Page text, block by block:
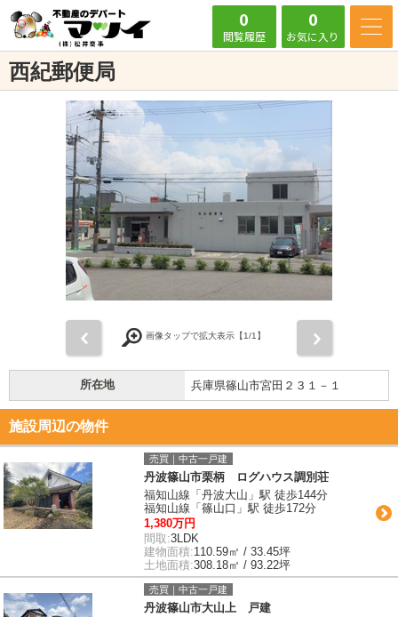
0
閲覧履歴
0
お気に入り
西紀郵便局
画像タップで拡大表示【1/1】
所在地 兵庫県篠山市宮田２３１－１
施設周辺の物件
売買｜中古一戸建
丹波篠山市栗柄 ログハウス調別荘
福知山線「丹波大山」駅 徒歩144分
福知山線「篠山口」駅 徒歩172分
1,380万円
間取:3LDK
建物面積:110.59㎡ / 33.45坪
土地面積:308.18㎡ / 93.22坪
売買｜中古一戸建
丹波篠山市大山上 戸建